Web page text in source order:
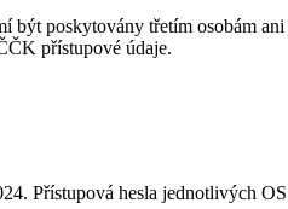
být poskytovány třetím osobám
přístupové údaje.
Přístupová hesla jednotlivých